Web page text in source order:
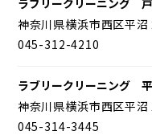
神奈川県横浜市西区平沼
045-312-4210
ラブリークリーニング
神奈川県横浜市西区平沼
045-314-3445